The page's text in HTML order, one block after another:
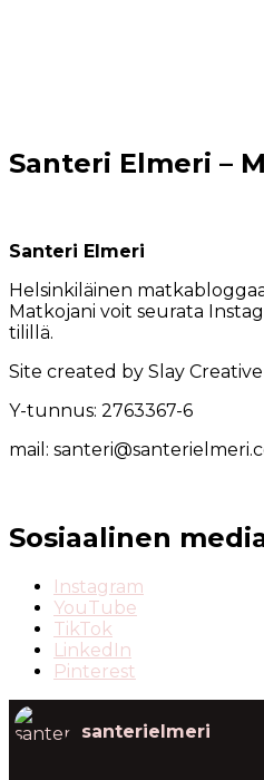
Santeri Elmeri –
Santeri Elmeri
Helsinkiläinen
Matkojani voit seurata
tilillä.
Site created by Slay
Y-tunnus: 2763367-6
mail:
Sosiaalinen
Instagram
YouTube
TikTok
LinkedIn
Pinterest
santerielmeri